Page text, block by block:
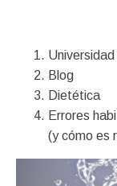
Blog
Dietética
Errores
(y cómo es